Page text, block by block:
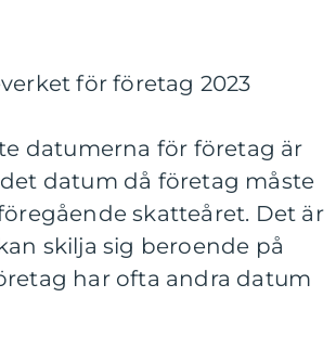
för företag 2023
datumerna för företag är
datum då företag måste
skatteåret. Det är
skilja sig beroende på
har ofta andra datum